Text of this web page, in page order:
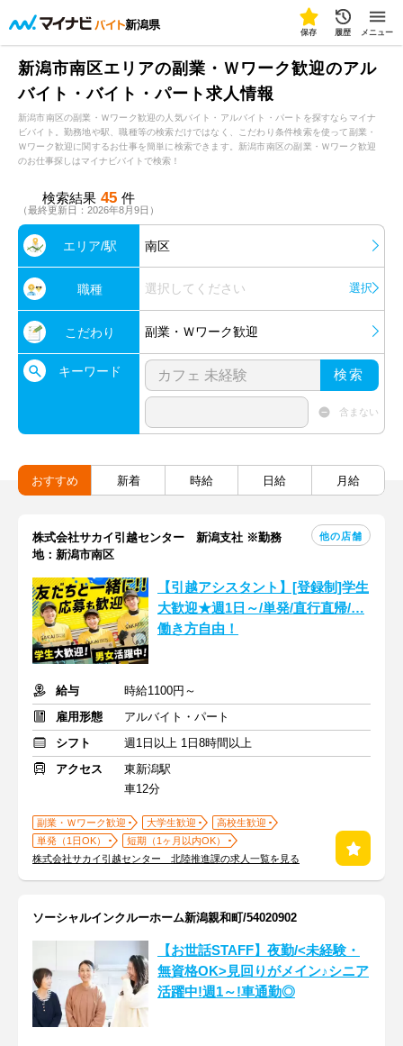
新潟県
保存 履歴 メニュー
新潟市南区エリアの副業・Ｗワーク歓迎のアル
バイト・バイト・パート求人情報
新潟市南区の副業・Ｗワーク歓迎の人気バイト・アルバイト・パートを探すならマイナ
ビバイト。勤務地や駅、職種等の検索だけではなく、こだわり条件検索を使って副業・
Ｗワーク歓迎に関するお仕事を簡単に検索できます。新潟市南区の副業・Ｗワーク歓迎
のお仕事探しはマイナビバイトで検索！
検索結果 45 件
（最終更新日：2026年8月9日）
エリア/駅 南区
職種 選択してください 選択
こだわり 副業・Ｗワーク歓迎
キーワード 検索
含まない
おすすめ 新着 時給 日給 月給
株式会社サカイ引越センター 新潟支社 ※勤務
地：新潟市南区
他の店舗
【引越アシスタント】[登録制]学生
大歓迎★週1日～/単発/直行直帰/…
働き方自由！
給与
時給1100円～
雇用形態
アルバイト・パート
シフト
週1日以上 1日8時間以上
アクセス
東新潟駅
車12分
副業・Ｗワーク歓迎 大学生歓迎
高校生歓迎
単発（1日OK）
短期（1ヶ月以内OK）
株式会社サカイ引越センター 北陸推進課の求人一覧を見る
ソーシャルインクルーホーム新潟親和町/54020902
【お世話STAFF】夜勤/<未経験・
無資格OK>見回りがメイン♪シニア
活躍中!週1～!車通勤◎